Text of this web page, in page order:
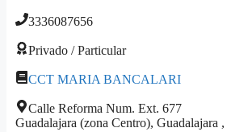
3336087656
Privado / Particular
CCT MARIA BANCALARI
Calle Reforma Num. Ext. 677
Guadalajara (zona Centro), Guadalajara ,